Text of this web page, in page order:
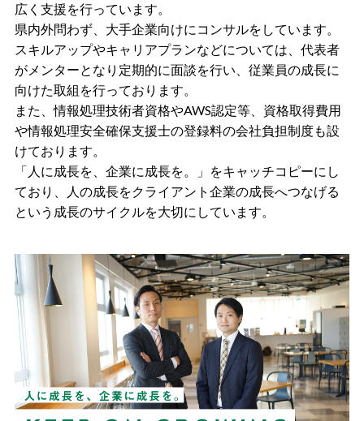
広く支援を行っています。
県内外問わず、大手企業向けにコンサルをしています。
スキルアップやキャリアプランなどについては、代表者
がメンターとなり定期的に面談を行い、従業員の成長に
向けた取組を行っております。
また、情報処理技術者資格やAWS認定等、資格取得費用
や情報処理安全確保支援士の登録料の会社負担制度も設
けております。
「人に成長を、企業に成長を。」をキャッチコピーにし
ており、人の成長をクライアント企業の成長へつなげる
という成長のサイクルを大切にしています。